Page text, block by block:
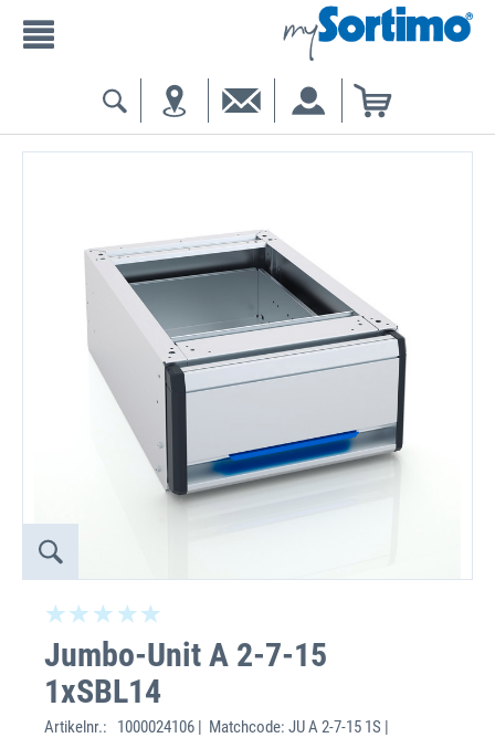
Jumbo-Unit A 2-7-15
1xSBL14
Artikelnr.:
1000024106 | Matchcode: JU A 2-7-15 1S |